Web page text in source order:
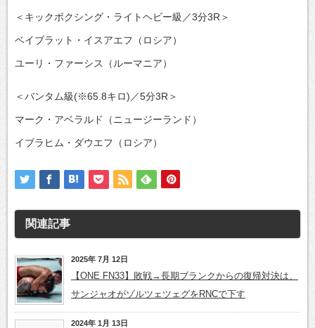
＜キックボクシング・ライトヘビー級／3分3R＞
ベイブラット・イスアエフ（ロシア）
ユーリ・ファーシス（ルーマニア）
＜バンタム級(※65.8キロ)／5分3R＞
マーク・アベラルド（ニュージーランド）
イブラヒム・ダウエフ（ロシア）
関連記事
2025年 7月 12日
【ONE FN33】敗戦→長期ブランクからの復帰対決は、
サンジャオがゾルツェツェグをRNCで下す
2024年 1月 13日